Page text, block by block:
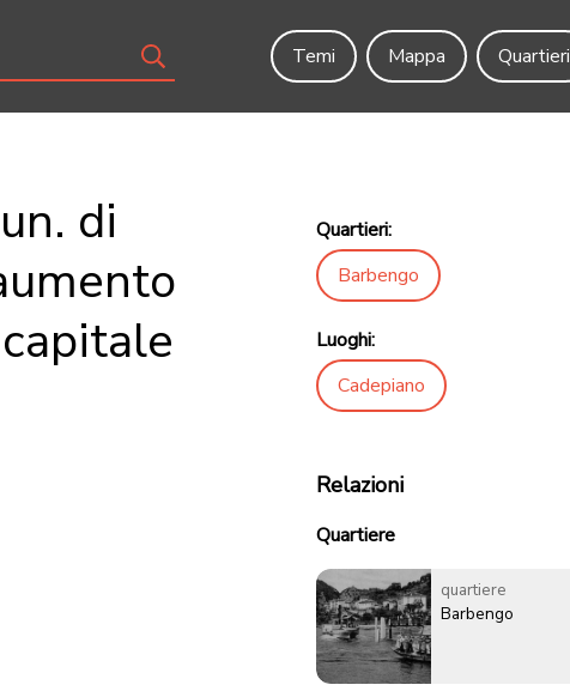
Temi
Mappa Quartieri
di
Quartieri:
Barbengo
Luoghi:
Cadepiano
Relazioni
Quartiere
quartiere
Barbengo